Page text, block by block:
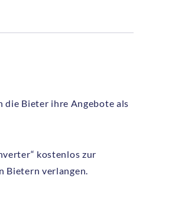
die Bieter ihre Angebote als
kostenlos zur
Bietern verlangen.